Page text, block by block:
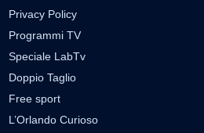
Privacy Policy
Programmi TV
Speciale LabTv
Doppio Taglio
Free sport
L’Orlando Curioso